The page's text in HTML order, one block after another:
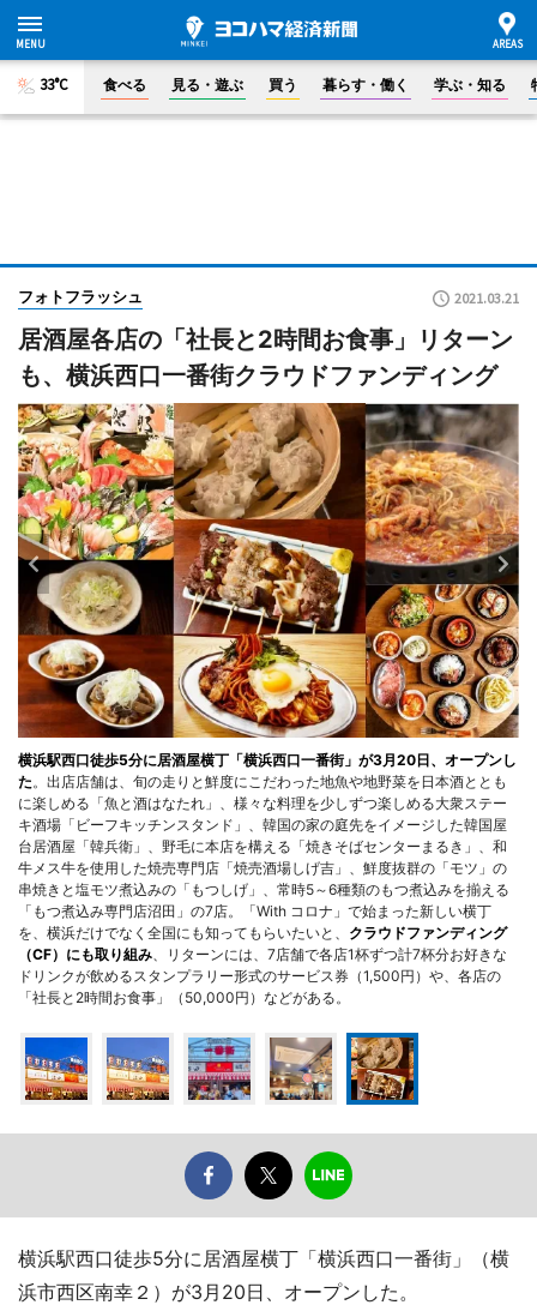
33°C 食べる 見る・遊ぶ 買う 暮らす・働く 学ぶ・知る
フォトフラッシュ 2021.03.21
居酒屋各店の「社長と2時間お食事」リターン
も、横浜西口一番街クラウドファンディング
横浜駅西口徒歩5分に居酒屋横丁「横浜西口一番街」が3月20日、オープンし
た 。出店店舗は、旬の走りと鮮度にこだわった地魚や地野菜を日本酒ととも
に楽しめる「魚と酒はなたれ」、様々な料理を少しずつ楽しめる大衆ステー
キ酒場「ビーフキッチンスタンド」、韓国の家の庭先をイメージした韓国屋
台居酒屋「韓兵衛」、野毛に本店を構える「焼きそばセンターまるき」、和
牛メス牛を使用した焼売専門店「焼売酒場しげ吉」、鮮度抜群の「モツ」の
串焼きと塩モツ煮込みの「もつしげ」、常時5～6種類のもつ煮込みを揃える
「もつ煮込み専門店沼田」の7店。「With コロナ」で始まった新しい横丁
を、横浜だけでなく全国にも知ってもらいたいと、 クラウドファンディング
（CF）にも取り組み 、リターンには、7店舗で各店1杯ずつ計7杯分お好きな
ドリンクが飲めるスタンプラリー形式のサービス券（1,500円）や、各店の
「社長と2時間お食事」（50,000円）などがある。
横浜駅西口徒歩5分に居酒屋横丁「横浜西口一番街」（横
浜市西区南幸２）が3月20日、オープンした。